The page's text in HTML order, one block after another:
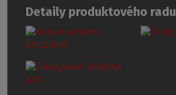
Detaily produktového radu